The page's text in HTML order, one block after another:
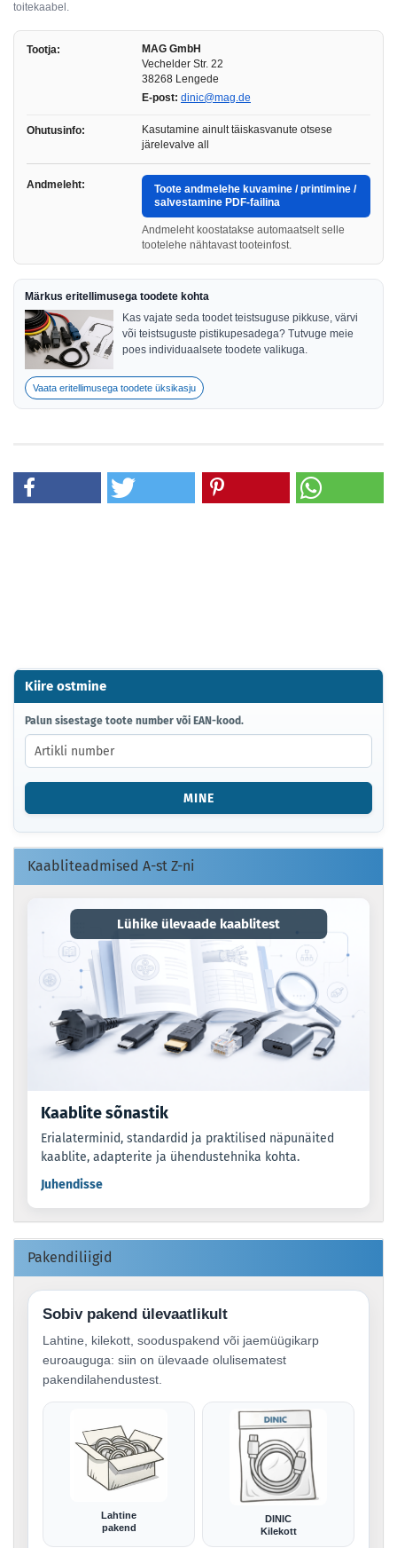
toitekaabel.
Tootja:
MAG GmbH
Vechelder Str. 22
38268 Lengede
E-post: dinic@mag.de
Ohutusinfo:
Kasutamine ainult täiskasvanute otsese
järelevalve all
Andmeleht:
Toote andmelehe kuvamine / printimine /
salvestamine PDF-failina
Andmeleht koostatakse automaatselt selle
tootelehe nähtavast tooteinfost.
Märkus eritellimusega toodete kohta
Kas vajate seda toodet teistsuguse pikkuse, värvi
või teistsuguste pistikupesadega? Tutvuge meie
poes individuaalsete toodete valikuga.
Vaata eritellimusega toodete üksikasju
Kiire ostmine
PALUN
SISESTAGE
TOOTE
NUMBER
VÕI
KOOD.
Palun sisestage toote number või EAN-kood.
MINE
Kaabliteadmised A-st Z-ni
Lühike ülevaade kaablitest
Kaablite sõnastik
Erialaterminid, standardid ja praktilised näpunäited
kaablite, adapterite ja ühendustehnika kohta.
Juhendisse
Pakendiliigid
Sobiv pakend ülevaatlikult
Lahtine, kilekott, sooduspakend või jaemüügikarp
euroauguga: siin on ülevaade olulisematest
pakendilahendustest.
Lahtine
pakend
DINIC
Kilekott